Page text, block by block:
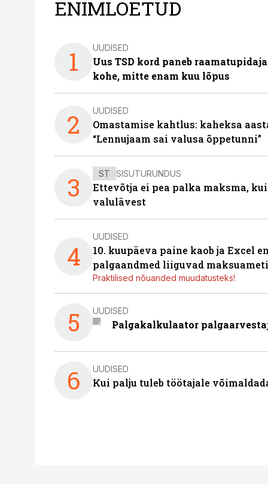
ENIMLOETUD
1 UUDISED
Uus TSD kord paneb
kohe, mitte enam kuu lõpus
2 UUDISED
Omastamise kahtlus: kaheksa
“Lennujaam sai valusa õppetunni”
3 ST SISUTURUNDUS
Ettevõtja ei pea palka maksma,
valulävest
4
UUDISED
10. kuupäeva paine kaob ja Excel
palgaandmed liiguvad
Praktilised nõuanded muudatusteks!
5 UUDISED
Palgakalkulaator
6 UUDISED
Kui palju tuleb töötajale